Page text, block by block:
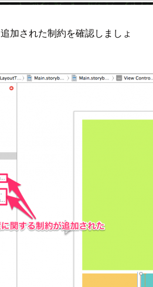
加された制約を確認しましょ